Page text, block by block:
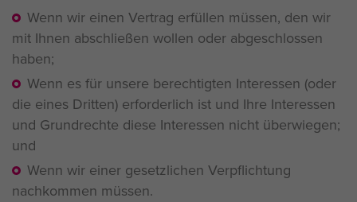
Wenn wir einen Vertrag erfüllen müssen, den wir
mit Ihnen abschließen wollen oder abgeschlossen
haben;
Wenn es für unsere berechtigten Interessen (oder
die eines Dritten) erforderlich ist und Ihre Interessen
und Grundrechte diese Interessen nicht überwiegen;
und
Wenn wir einer gesetzlichen Verpflichtung
nachkommen müssen.